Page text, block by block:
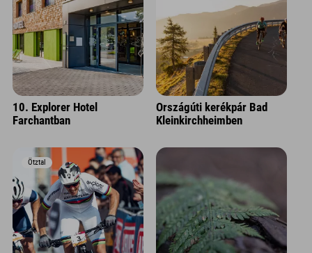
10. Explorer Hotel
Farchantban
Országúti kerékpár Bad
Kleinkirchheimben
Ötztal